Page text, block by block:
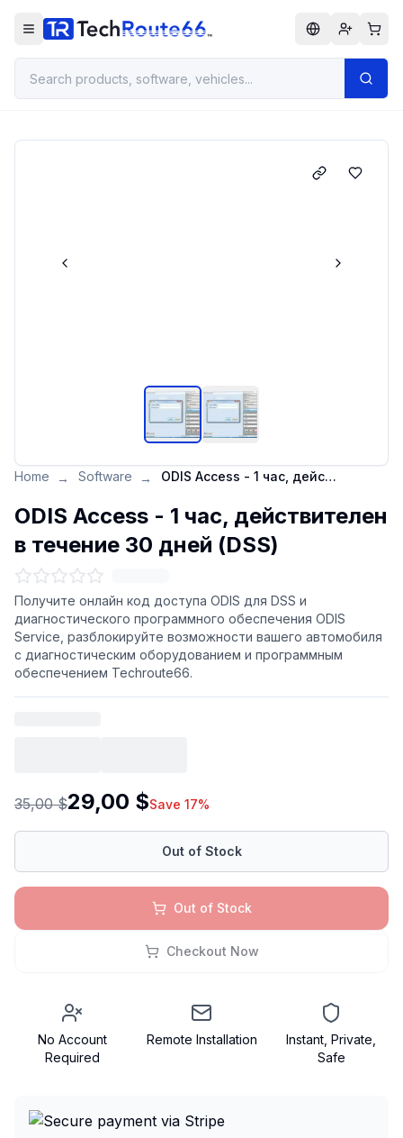
Home → Software → ODIS Access - 1 час, действителен в течение 30 дней (DSS)
ODIS Access - 1 час, действителен
в течение 30 дней (DSS)
Получите онлайн код доступа ODIS для DSS и
диагностического программного обеспечения ODIS
Service, разблокируйте возможности вашего автомобиля
с диагностическим оборудованием и программным
обеспечением Techroute66.
35,00 $29,00 $Save 17%
Out of Stock
Out of Stock
Checkout Now
No Account
Required
Remote Installation
Instant, Private,
Safe